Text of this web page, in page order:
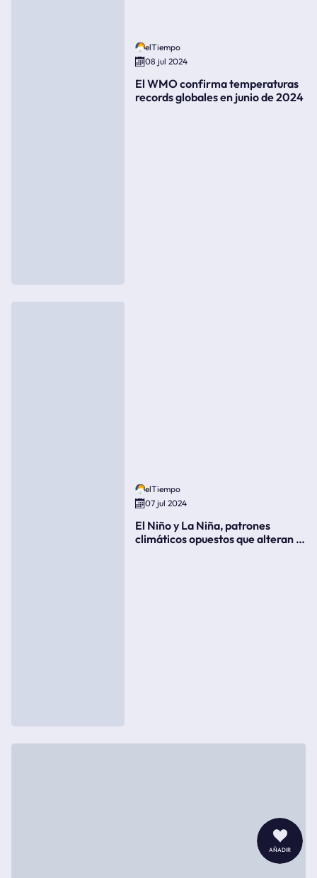
añadir
elTiempo
08 jul 2024
El WMO confirma temperaturas
records globales en junio de 2024
elTiempo
07 jul 2024
El Niño y La Niña, patrones
climáticos opuestos que alteran la